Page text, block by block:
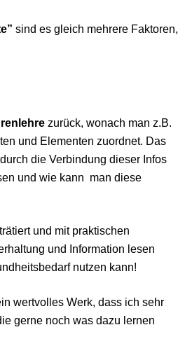
sind es gleich mehrere Faktoren,
zurück, wonach man z.B.
und Elementen zuordnet. Das
die Verbindung dieser Infos
und wie kann man diese
und mit praktischen
und Information lesen
nutzen kann!
wertvolles Werk, dass ich sehr
gerne noch was dazu lernen